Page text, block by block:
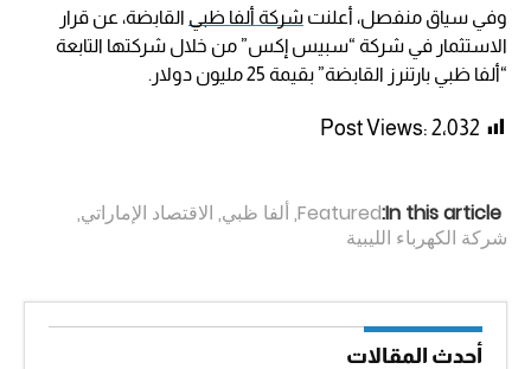
وفي سياق منفصل، أعلنت شركة ألفا ظبي القابضة، عن قرار
الاستثمار في شركة “سبيس إكس” من خلال شركتها التابعة
“ألفا ظبي بارتنرز القابضة” بقيمة 25 مليون دولار.
Post Views: 2٬032
In this article:
Featured
,ألفا ظبي, الاقتصاد الإماراتي,
شركة الكهرباء الليبية
أحدث المقالات